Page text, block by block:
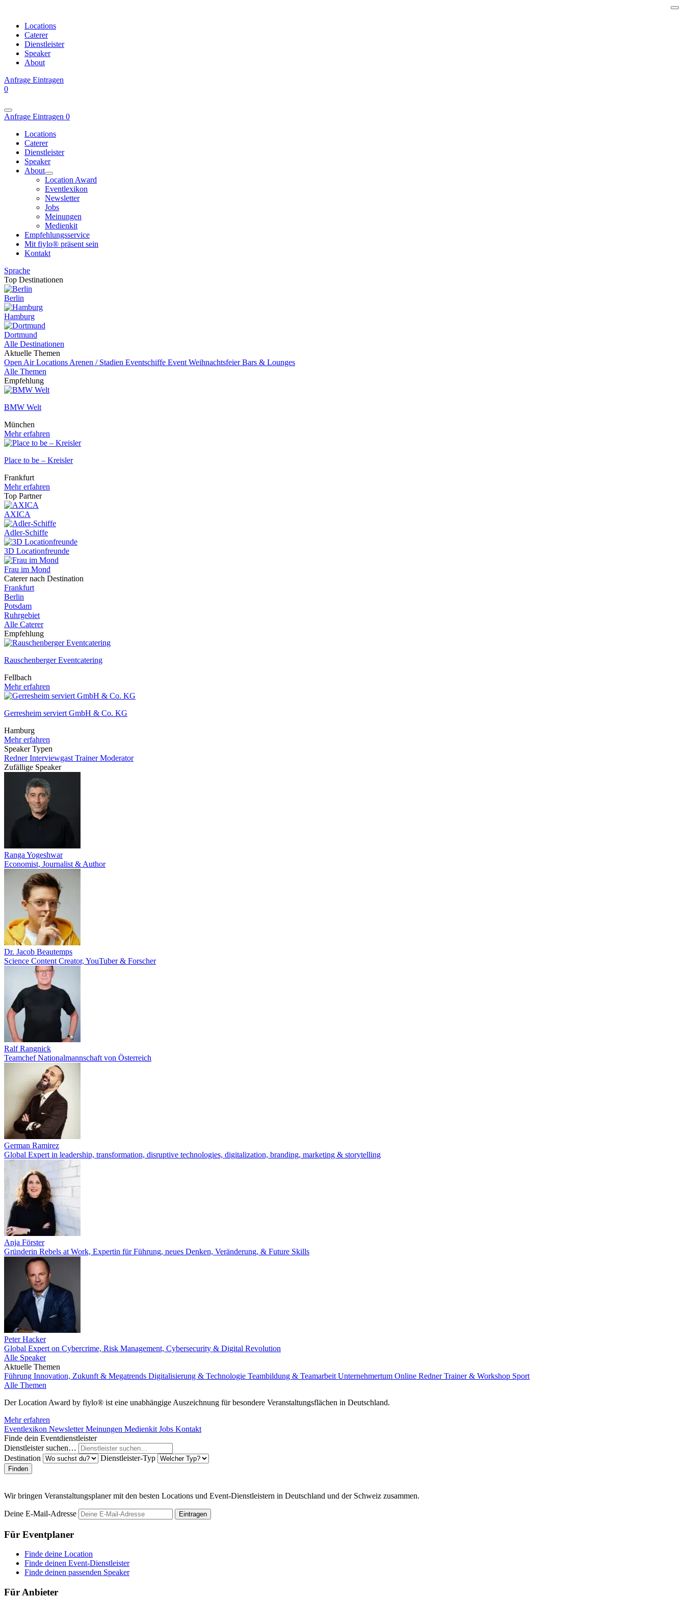
Locations
Caterer
Dienstleister
Speaker
About
Anfrage Eintragen
0
Anfrage Eintragen 0
Locations
Caterer
Dienstleister
Speaker
About
Location Award
Eventlexikon
Newsletter
Jobs
Meinungen
Medienkit
Empfehlungsservice
Mit fiylo® präsent sein
Kontakt
Sprache
Top Destinationen
Berlin
Hamburg
Dortmund
Alle Destinationen
Aktuelle Themen
Open Air Locations Arenen / Stadien Eventschiffe Event WeihnachtsfeierBars & Lounges
Alle Themen
Empfehlung
BMW Welt
München
Mehr erfahren
Place to be – Kreisler
Frankfurt
Mehr erfahren
Top Partner
AXICA
Adler-Schiffe
3D Locationfreunde
Frau im Mond
Caterer nach Destination
Frankfurt
Berlin
Potsdam
Ruhrgebiet
Alle Caterer
Empfehlung
Rauschenberger Eventcatering
Fellbach
Mehr erfahren
Gerresheim serviert GmbH & Co. KG
Hamburg
Mehr erfahren
Speaker Typen
RednerInterviewgast TrainerModerator
Zufällige Speaker
Ranga Yogeshwar
Economist, Journalist & Author
Dr. Jacob Beautemps
Science Content Creator, YouTuber & Forscher
Ralf Rangnick
Teamchef Nationalmannschaft von Österreich
German Ramirez
Global Expert in leadership, transformation, disruptive technologies, digitalization, branding, marketing & storytelling
Anja Förster
Gründerin Rebels at Work, Expertin für Führung, neues Denken, Veränderung, & Future Skills
Peter Hacker
Global Expert on Cybercrime, Risk Management, Cybersecurity & Digital Revolution
Alle Speaker
Aktuelle Themen
Führung Innovation, Zukunft & Megatrends Digitalisierung & Technologie Teambildung & Teamarbeit Unternehmertum Online RednerTrainer & Workshop Sport
Alle Themen
Der Location Award by fiylo® ist eine unabhängige Auszeichnung für besondere Veranstaltungsflächen in Deutschland.
Mehr erfahren
Eventlexikon NewsletterMeinungen Medienkit Jobs Kontakt
Finde dein Eventdienstleister
Dienstleister suchen…
Destination
Dienstleister-Typ
Finden
Wir bringen Veranstaltungsplaner mit den besten Locations und Event-Dienstleistern in Deutschland und der Schweiz zusammen.
Deine E-Mail-Adresse Eintragen
Für Eventplaner
Finde deine Location
Finde deinen Event-Dienstleister
Finde deinen passenden Speaker
Für Anbieter